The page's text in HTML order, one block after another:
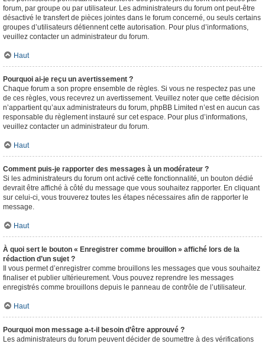
forum, par groupe ou par utilisateur. Les administrateurs du forum ont peut-être
désactivé le transfert de pièces jointes dans le forum concerné, ou seuls certains
groupes d’utilisateurs détiennent cette autorisation. Pour plus d’informations,
veuillez contacter un administrateur du forum.
Haut
Pourquoi ai-je reçu un avertissement ?
Chaque forum a son propre ensemble de règles. Si vous ne respectez pas une
de ces règles, vous recevrez un avertissement. Veuillez noter que cette décision
n’appartient qu’aux administrateurs du forum, phpBB Limited n’est en aucun cas
responsable du règlement instauré sur cet espace. Pour plus d’informations,
veuillez contacter un administrateur du forum.
Haut
Comment puis-je rapporter des messages à un modérateur ?
Si les administrateurs du forum ont activé cette fonctionnalité, un bouton dédié
devrait être affiché à côté du message que vous souhaitez rapporter. En cliquant
sur celui-ci, vous trouverez toutes les étapes nécessaires afin de rapporter le
message.
Haut
À quoi sert le bouton « Enregistrer comme brouillon » affiché lors de la
rédaction d’un sujet ?
Il vous permet d’enregistrer comme brouillons les messages que vous souhaitez
finaliser et publier ultérieurement. Vous pouvez reprendre les messages
enregistrés comme brouillons depuis le panneau de contrôle de l’utilisateur.
Haut
Pourquoi mon message a-t-il besoin d’être approuvé ?
Les administrateurs du forum peuvent décider de soumettre à des vérifications